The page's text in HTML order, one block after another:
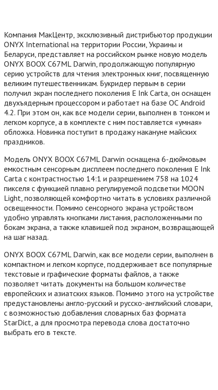
Компания МакЦентр, эксклюзивный дистрибьютор продукции
ONYX International на территории России, Украины и
Беларуси, представляет на российском рынке новую модель
ONYX BOOX C67ML Darwin, продолжающую популярную
серию устройств для чтения электронных книг, посвященную
великим путешественникам. Букридер первым в серии
получил экран последнего поколения E Ink Carta, он оснащен
двухъядерным процессором и работает на базе ОС Android
4.2. При этом он, как все модели серии, выполнен в тонком и
легком корпусе, а в комплекте с ним поставляется «умная»
обложка. Новинка поступит в продажу накануне майских
праздников.
Модель ONYX BOOX C67ML Darwin оснащена 6-дюймовым
емкостным сенсорным дисплеем последнего поколения E Ink
Carta с контрастностью 14:1 и разрешением 758 на 1024
пикселя с функцией плавно регулируемой подсветки MOON
Light, позволяющей комфортно читать в условиях различной
освещенности. Помимо сенсорного экрана устройством
удобно управлять кнопками листания, расположенными по
бокам экрана, а также клавишей под экраном, возвращающей
на шаг назад.
ONYX BOOX C67ML Darwin, как все модели серии, выполнен в
компактном и легком корпусе, поддерживает все популярные
текстовые и графические форматы файлов, а также
позволяет читать документы на большом количестве
европейских и азиатских языков. Помимо этого на устройстве
предустановлены англо-русский и русско-английский словари,
с возможностью добавления словарных баз формата
StarDict, а для просмотра перевода слова достаточно
выбрать его в тексте.